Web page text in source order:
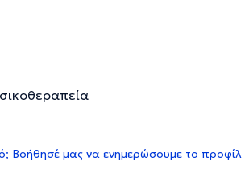
Βοήθησέ μας να ενημερώσουμε το προφίλ